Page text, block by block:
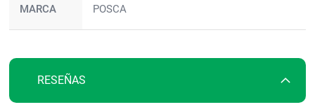
MARCA POSCA
RESEÑAS